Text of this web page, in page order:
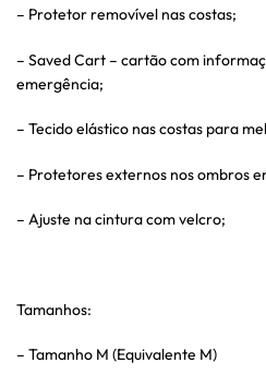
– Protetor removível nas costas;
– Saved Cart – cartão com
emergência;
– Tecido elástico nas costas para
– Protetores externos nos ombros
– Ajuste na cintura com velcro;
Tamanhos:
– Tamanho M (Equivalente M)